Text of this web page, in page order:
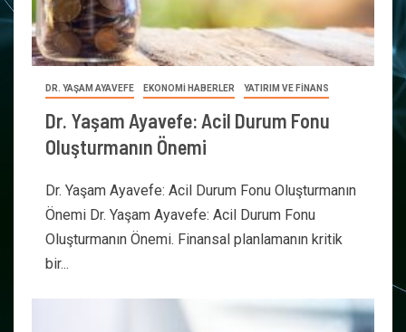
DR. YAŞAM AYAVEFE EKONOMİ HABERLER YATIRIM VE FİNANS
Dr. Yaşam Ayavefe: Acil Durum Fonu
Oluşturmanın Önemi
Dr. Yaşam Ayavefe: Acil Durum Fonu Oluşturmanın
Önemi Dr. Yaşam Ayavefe: Acil Durum Fonu
Oluşturmanın Önemi. Finansal planlamanın kritik
bir...